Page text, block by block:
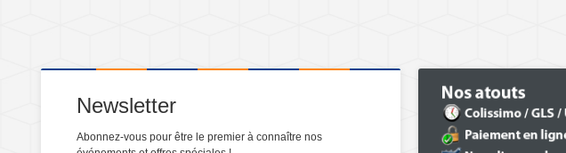
Newsletter
Abonnez-vous pour être le premier à connaître nos